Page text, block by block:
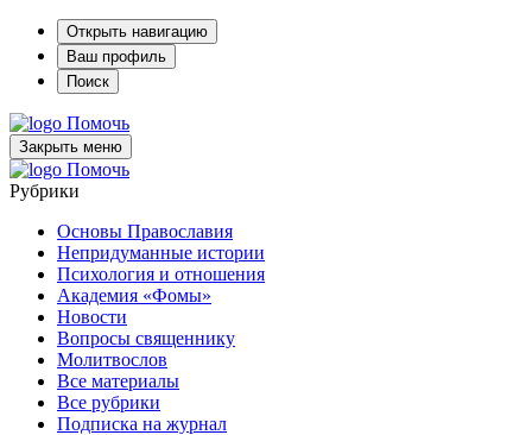
Открыть навигацию
Ваш профиль
Поиск
Помочь
Закрыть меню
Помочь
Рубрики
Основы Православия
Непридуманные истории
Психология и отношения
Академия «Фомы»
Новости
Вопросы священнику
Молитвослов
Все материалы
Все рубрики
Подписка на журнал